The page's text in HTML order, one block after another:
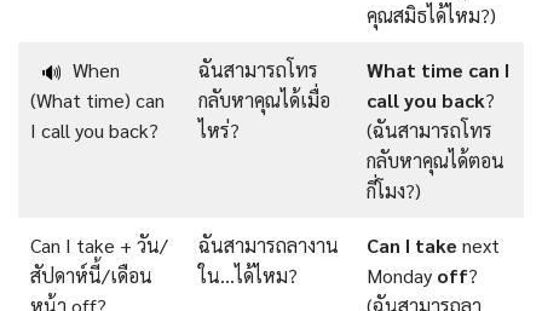
คุณสมิธได้ไหม?)
🔊 When
(What time) can
I call you back?
ฉันสามารถโทร
กลับหาคุณได้เมื่อ
ไหร่?
What time can I
callyou back?
(ฉันสามารถโทร
กลับหาคุณได้ตอน
กี่โมง?)
Can I take + วัน/
สัปดาห์นี้/เดือน
หน้า off?
ฉันสามารถลางาน
ใน…ได้ไหม?
Can I take next
Monday off?
(ฉันสามารถลา